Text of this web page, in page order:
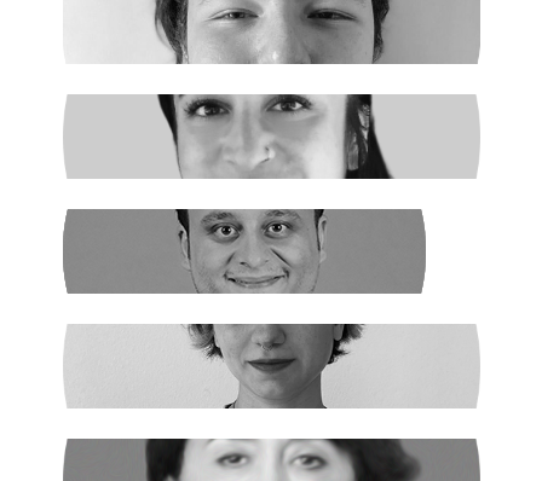
EGE ŞAHİN
Madenciler İşaret Verdi
NURSELİ GÖZÜAÇIK
Şiddetin Faili, Çocukların Katili Kim?
NEHİR SEVİM
Dünya Çapında
ILGIN GÜRSES
Açlık ve Diğer "Çözülemez" Sorunlar
RUKİYE LEYLA SÜREN